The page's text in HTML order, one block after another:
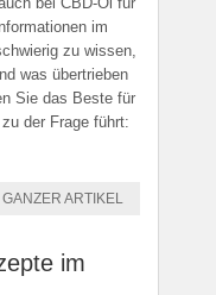
im
zu wissen,
was übertrieben
Sie das Beste für
der Frage führt:
GANZER ARTIKEL
im